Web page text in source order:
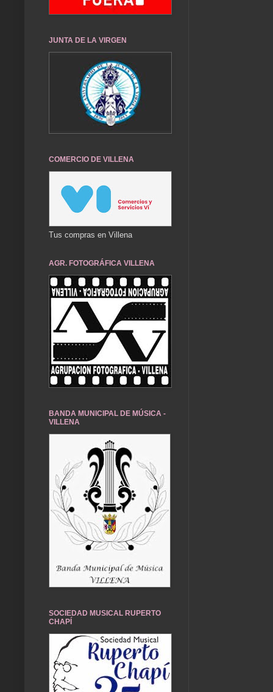
JUNTA DE LA VIRGEN
COMERCIO DE VILLENA
Tus compras en Villena
AGR. FOTOGRÁFICA VILLENA
BANDA MUNICIPAL DE MÚSICA -
VILLENA
SOCIEDAD MUSICAL RUPERTO
CHAPÍ